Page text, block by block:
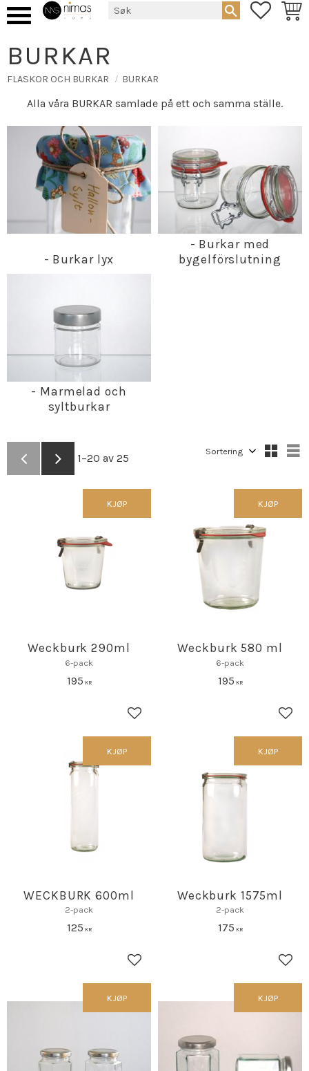
BURKAR
FLASKOR OCH BURKAR BURKAR
Alla våra BURKAR samlade på ett och samma ställe.
- Burkar lyx
- Burkar med
bygelförslutning
- Marmelad och
syltburkar
1–20 av 25
Weckburk 290ml
6-pack
195 KR
Lagre som favoritt
KJØP
Weckburk 580 ml
6-pack
195 KR
KJØP
WECKBURK 600ml
2-pack
125 KR
Lagre som favoritt
KJØP
Weckburk 1575ml
2-pack
175 KR
KJØP
KJØP KJØP